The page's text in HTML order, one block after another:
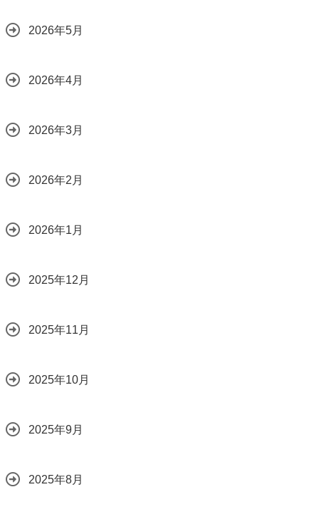
2026年5月
2026年4月
2026年3月
2026年2月
2026年1月
2025年12月
2025年11月
2025年10月
2025年9月
2025年8月